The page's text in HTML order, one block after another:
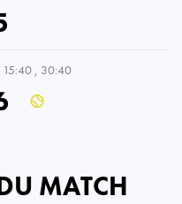
15:40 , 30:40
MATCH